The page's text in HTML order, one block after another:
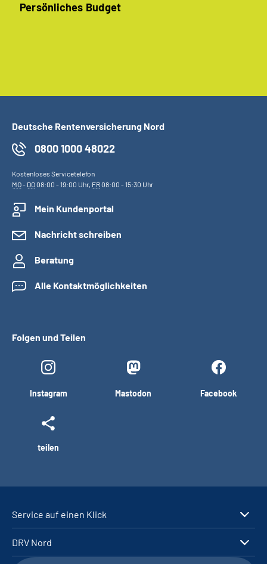
Persönliches Budget
Deutsche Rentenversicherung Nord
0800 1000 48022
Kostenloses Servicetelefon
MO- DO08:00 - 19:00 Uhr, FR08:00 - 15:30 Uhr
Mein Kundenportal
Nachricht schreiben
Beratung
Alle Kontaktmöglichkeiten
Folgen und Teilen
Instagram Mastodon Facebook
teilen
Service auf einen Klick
DRV Nord